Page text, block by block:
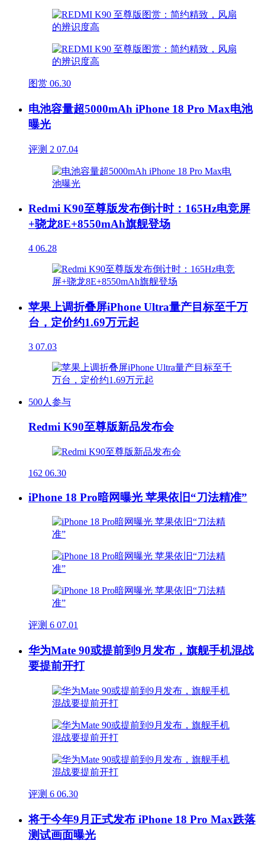
图赏 06.30
电池容量超5000mAh iPhone 18 Pro Max电池
曝光
评测 2 07.04
Redmi K90至尊版发布倒计时：165Hz电竞屏
+骁龙8E+8550mAh旗舰登场
4 06.28
苹果上调折叠屏iPhone Ultra量产目标至千万
台，定价约1.69万元起
3 07.03
500人参与
Redmi K90至尊版新品发布会
162 06.30
iPhone 18 Pro暗网曝光 苹果依旧“刀法精准”
评测 6 07.01
华为Mate 90或提前到9月发布，旗舰手机混战
要提前开打
评测 6 06.30
将于今年9月正式发布 iPhone 18 Pro Max跌落
测试画面曝光